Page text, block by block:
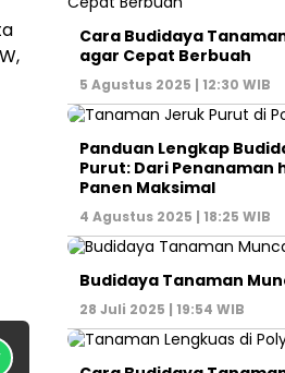
Cara Budidaya
agar Cepat Berbuah
5 Agustus 2025 | 12:30 WIB
Panduan Lengkap
Purut: Dari Penanaman
Panen Maksimal
4 Agustus 2025 | 18:25 WIB
Budidaya Tanaman
28 Juli 2025 | 19:54 WIB